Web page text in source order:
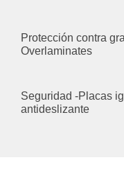
Protección contra
Overlaminates
Seguridad -Placas
antideslizante